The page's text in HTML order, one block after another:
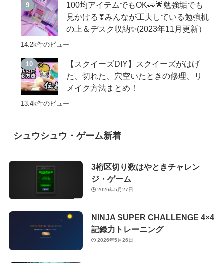
100均アイテムでもOK👀🌟勉強垢でも
見かける❣みんなが工夫している勉強机
の上＆デスク収納✨(2023年11月更新）
14.2k件のビュー
【スクイーズDIY】スクイーズがはげ
た、切れた、穴空いたときの修理、リ
メイク方法まとめ！
13.4k件のビュー
シュウシュウ・ゲーム新着
3桁区切り数はやときチャレン
ジ・ゲーム
2026年5月27日
NINJA SUPER CHALLENGE 4×4
記録力トレーニング
2026年5月26日